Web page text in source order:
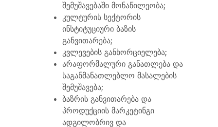
შემუშავებაში მონაწილეობა;
კულტურის სექტორის
ინსტიტუციური ბაზის
განვითარება;
კვლევების განხორციელება;
არაფორმალური განათლება და
საგანმანათლებლო მასალების
შემუშავება;
ბაზრის განვითარება და
პროდუქციის მარკეტინგი
ადგილობრივ და